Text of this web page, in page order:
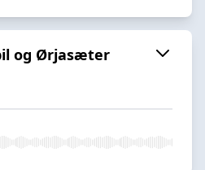
og Ørjasæter